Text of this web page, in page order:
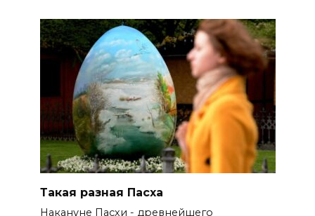
Такая разная Пасха
Накануне Пасхи - древнейшего